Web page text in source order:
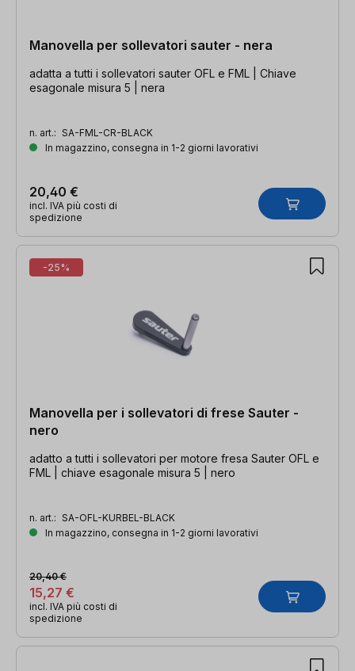
Manovella per sollevatori sauter - nera
adatta a tutti i sollevatori sauter OFL e FML | Chiave
esagonale misura 5 | nera
n. art.: SA-FML-CR-BLACK
In magazzino, consegna in 1-2 giorni lavorativi
20,40 €
incl. IVA più costi di
spedizione
-25%
Manovella per i sollevatori di frese Sauter -
nero
adatto a tutti i sollevatori per motore fresa Sauter OFL e
FML | chiave esagonale misura 5 | nero
n. art.: SA-OFL-KURBEL-BLACK
In magazzino, consegna in 1-2 giorni lavorativi
15,27 €
20,40 €
incl. IVA più costi di
spedizione